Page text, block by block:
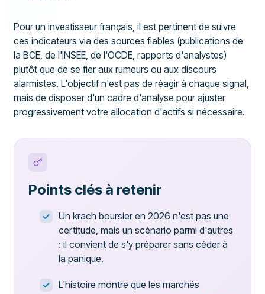
Pour un investisseur français, il est pertinent de suivre
ces indicateurs via des sources fiables (publications de
la BCE, de l'INSEE, de l'OCDE, rapports d'analystes)
plutôt que de se fier aux rumeurs ou aux discours
alarmistes. L'objectif n'est pas de réagir à chaque signal,
mais de disposer d'un cadre d'analyse pour ajuster
progressivement votre allocation d'actifs si nécessaire.
Points clés à retenir
Un krach boursier en 2026 n'est pas une
certitude, mais un scénario parmi d'autres
: il convient de s'y préparer sans céder à
la panique.
L'histoire montre que les marchés